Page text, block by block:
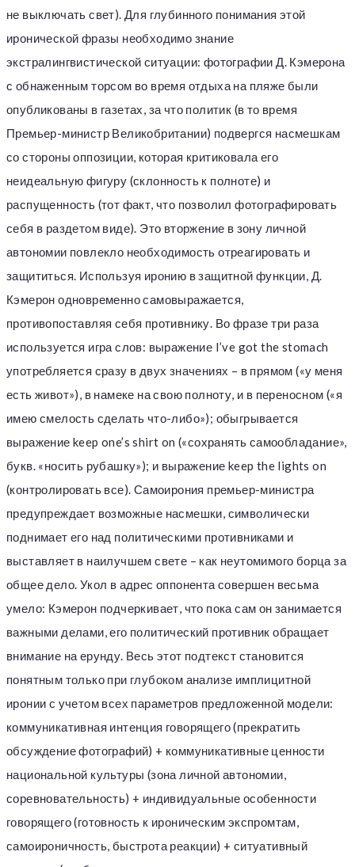
не выключать свет). Для глубинного понимания этой
иронической фразы необходимо знание
экстралингвистической ситуации: фотографии Д. Кэмерона
с обнаженным торсом во время отдыха на пляже были
опубликованы в газетах, за что политик (в то время
Премьер-министр Великобритании) подвергся насмешкам
со стороны оппозиции, которая критиковала его
неидеальную фигуру (склонность к полноте) и
распущенность (тот факт, что позволил фотографировать
себя в раздетом виде). Это вторжение в зону личной
автономии повлекло необходимость отреагировать и
защититься. Используя иронию в защитной функции, Д.
Кэмерон одновременно самовыражается,
противопоставляя себя противнику. Во фразе три раза
используется игра слов: выражение I’ve got the stomach
употребляется сразу в двух значениях – в прямом («у меня
есть живот»), в намеке на свою полноту, и в переносном («я
имею смелость сделать что-либо»); обыгрывается
выражение keep one’s shirt on («сохранять самообладание»,
букв. «носить рубашку»); и выражение keep the lights on
(контролировать все). Самоирония премьер-министра
предупреждает возможные насмешки, символически
поднимает его над политическими противниками и
выставляет в наилучшем свете – как неутомимого борца за
общее дело. Укол в адрес оппонента совершен весьма
умело: Кэмерон подчеркивает, что пока сам он занимается
важными делами, его политический противник обращает
внимание на ерунду. Весь этот подтекст становится
понятным только при глубоком анализе имплицитной
иронии с учетом всех параметров предложенной модели:
коммуникативная интенция говорящего (прекратить
обсуждение фотографий) + коммуникативные ценности
национальной культуры (зона личной автономии,
соревновательность) + индивидуальные особенности
говорящего (готовность к ироническим экспромтам,
самоироничность, быстрота реакции) + ситуативный